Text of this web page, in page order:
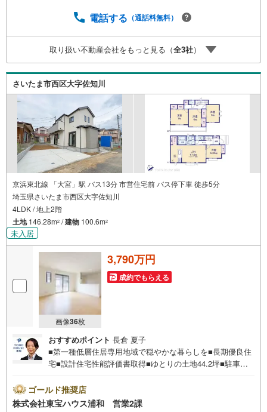
分まで（審査・要件があります）◇TOHO HOUSE CLUBで
接ご対応ライフプランニング、かけつけサポート、Club Off
プレミアムなど多彩なサービスがございます
電話する （通話料無料）
取り扱い不動産会社をもっと見る（全3社）
さいたま市西区大字佐知川
京浜東北線 「大宮」駅 バス13分 市営住宅前 バス停下車 徒歩5分
埼玉県さいたま市西区大字佐知川
4LDK / 地上2階
土地146.28m2 /建物 100.6m2
未入居
画像36枚
3,790万円
成約でもらえる
おすすめポイント 長倉 夏子
■第一種低層住居専用地域で穏やかな暮らしを■長期優良住
宅■設計住宅性能評価書取得■ゆとりの土地44.2坪■駐車並
「住宅ローン講座」プレゼント！営業時間:7:00～22:00
（年中無休）こちらの時間帯はお電話でのお問い合わせが
ゴールド推奨店
株式会社東宝ハウス浦和 営業2課